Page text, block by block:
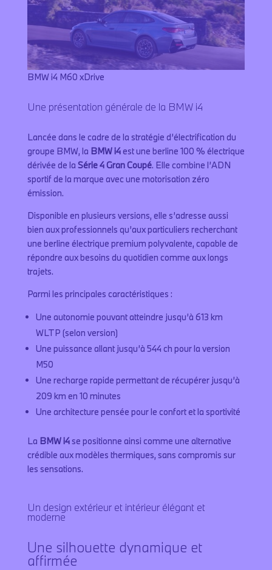
BMW i4 M60 xDrive
Une présentation générale de la BMW i4
Lancée dans le cadre de la stratégie d’électrification du
groupe BMW, la BMW i4est une berline 100 % électrique
dérivée de la Série 4 Gran Coupé. Elle combine l’ADN
sportif de la marque avec une motorisation zéro
émission.
Disponible en plusieurs versions, elle s’adresse aussi
bien aux professionnels qu’aux particuliers recherchant
une berline électrique premium polyvalente, capable de
répondre aux besoins du quotidien comme aux longs
trajets.
Parmi les principales caractéristiques :
Une autonomie pouvant atteindre jusqu’à 613 km
WLTP (selon version)
Une puissance allant jusqu’à 544 ch pour la version
M50
Une recharge rapide permettant de récupérer jusqu’à
209 km en 10 minutes
Une architecture pensée pour le confort et la sportivité
La BMW i4se positionne ainsi comme une alternative
crédible aux modèles thermiques, sans compromis sur
les sensations.
Un design extérieur et intérieur élégant et
moderne
Une silhouette dynamique et
affirmée